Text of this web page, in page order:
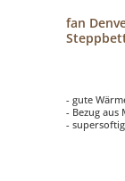
fan
- gute
- Bezug aus
-